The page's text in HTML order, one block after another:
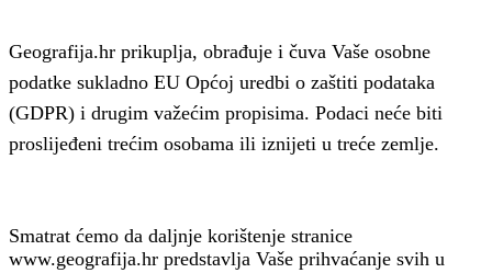
Geografija.hr prikuplja, obrađuje i čuva Vaše osobne
podatke sukladno EU Općoj uredbi o zaštiti podataka
(GDPR) i drugim važećim propisima. Podaci neće biti
proslijeđeni trećim osobama ili iznijeti u treće zemlje.
Smatrat ćemo da daljnje korištenje stranice
www.geografija.hr predstavlja Vaše prihvaćanje svih u